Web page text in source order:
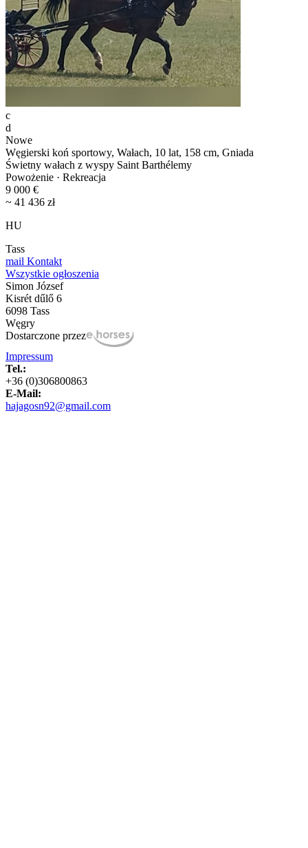
c
d
Nowe
Węgierski koń sportowy, Wałach, 10 lat, 158 cm, Gniada
Świetny wałach z wyspy Saint Barthélemy
Powożenie · Rekreacja
9 000 €
~ 41 436 zł
HU
Tass
mail Kontakt
Wszystkie ogłoszenia
Simon József
Kisrét dűlő 6
6098 Tass
Węgry
Dostarczone przez
Impressum
Tel.:
+36 (0)306800863
E-Mail:
hajagosn92@gmail.com